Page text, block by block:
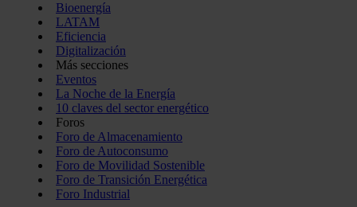
Bioenergía
LATAM
Eficiencia
Digitalización
Más secciones
Eventos
La Noche de la Energía
10 claves del sector energético
Foros
Foro de Almacenamiento
Foro de Autoconsumo
Foro de Movilidad Sostenible
Foro de Transición Energética
Foro Industrial